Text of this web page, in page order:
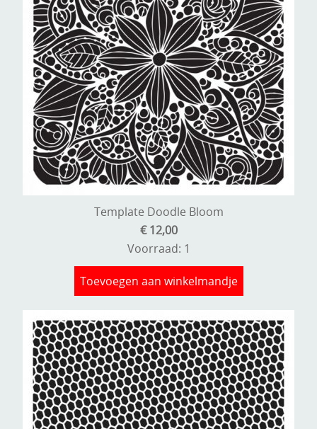
Template Doodle Bloom
€ 12,00
Voorraad: 1
Toevoegen aan winkelmandje